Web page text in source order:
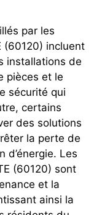
par les
(60120) incluent
installations de
pièces et le
sécurité qui
certains
des solutions
la perte de
d’énergie. Les
(60120) sont
et la
ainsi la